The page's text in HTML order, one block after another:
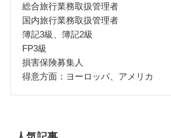
総合旅行業務取扱管理者
国内旅行業務取扱管理者
簿記3級、簿記2級
FP3級
損害保険募集人
得意方面：ヨーロッパ、アメリカ